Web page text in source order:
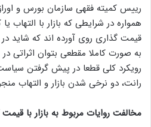
رییس کمیته فقهی سازمان بورس و
همواره در شرایطی که بازار با التهاب
قیمت گذاری روی آورده اند که شاید
به صورت کاملا مقطعی بتوان اثراتی
رویکرد کلی قطعا در پیش گرفتن
رانت، دو نرخی شدن بازار و التهاب
مخالفت روایات مربوط به بازار با